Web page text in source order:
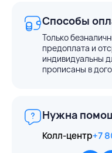
Способы
Только
предоплата и
индивидуальны
прописаны в
Нужна
Колл-центр+7